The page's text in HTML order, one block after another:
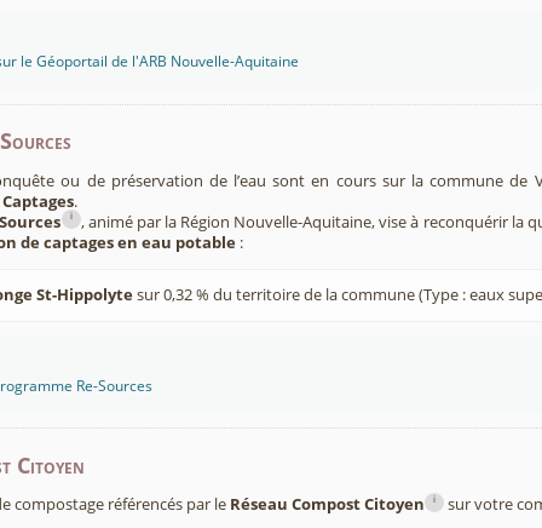
le Géoportail de l'ARB Nouvelle-Aquitaine
ou de préservation de l’eau sont en cours sur la commune de
.
i
, animé par la Région Nouvelle-Aquitaine, vise à reconquérir la
de captages en eau potable:
St-Hippolytesur 0,32 % du territoire de la commune (Type : eaux
Re-Sources
Citoyen
compostage référencés par le Réseau Compost Citoyen i
sur votre